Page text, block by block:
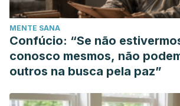
MENTE SANA
Confúcio: “Se não
conosco mesmos, não
outros na busca pela paz”